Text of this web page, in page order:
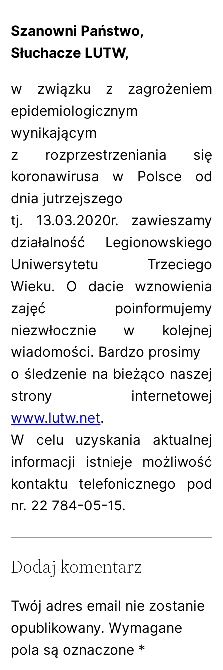
Szanowni Państwo,
Słuchacze LUTW,
w związku z zagrożeniem
epidemiologicznym
wynikającym
z rozprzestrzeniania się
koronawirusa w Polsce od
dnia jutrzejszego
tj. 13.03.2020r. zawieszamy
działalność Legionowskiego
Uniwersytetu Trzeciego
Wieku. O dacie wznowienia
zajęć poinformujemy
niezwłocznie w kolejnej
wiadomości. Bardzo prosimy
o śledzenie na bieżąco naszej
strony internetowej
www.lutw.net.
W celu uzyskania aktualnej
informacji istnieje możliwość
kontaktu telefonicznego pod
nr. 22 784-05-15.
Dodaj komentarz
Twój adres email nie zostanie
opublikowany. Wymagane
pola są oznaczone *